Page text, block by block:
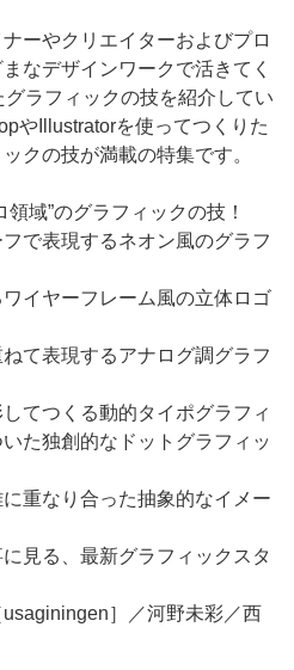
ーやクリエイターおよびプロ
なデザインワークで活きてく
ラフィックの技を紹介してい
やIllustratorを使ってつくりた
クの技が満載の特集です。
域”のグラフィックの技！
で表現するネオン風のグラフ
イヤーフレーム風の立体ロゴ
て表現するアナログ調グラフ
てつくる動的タイポグラフィ
た独創的なドットグラフィッ
重なり合った抽象的なイメー
見る、最新グラフィックスタ
］／河野未彩／西